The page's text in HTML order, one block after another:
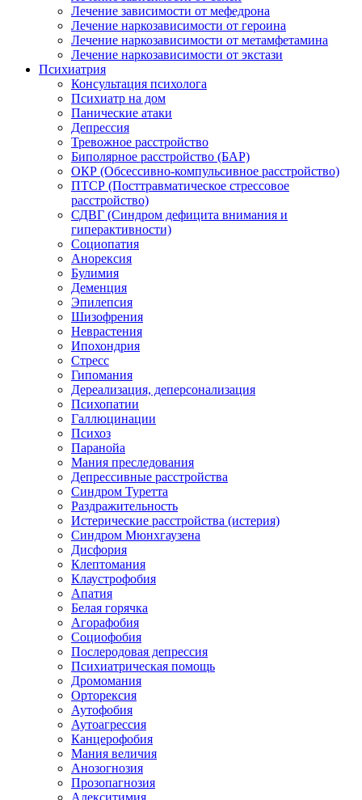
Лечение зависимости от мефедрона
Лечение наркозависимости от героина
Лечение наркозависимости от метамфетамина
Лечение наркозависимости от экстази
Психиатрия
Консультация психолога
Психиатр на дом
Панические атаки
Депрессия
Тревожное расстройство
Биполярное расстройство (БАР)
ОКР (Обсессивно-компульсивное расстройство)
ПТСР (Посттравматическое стрессовое
расстройство)
СДВГ (Синдром дефицита внимания и
гиперактивности)
Социопатия
Анорексия
Булимия
Деменция
Эпилепсия
Шизофрения
Неврастения
Ипохондрия
Стресс
Гипомания
Дереализация, деперсонализация
Психопатии
Галлюцинации
Психоз
Паранойа
Мания преследования
Депрессивные расстройства
Синдром Туретта
Раздражительность
Истерические расстройства (истерия)
Синдром Мюнхгаузена
Дисфория
Клептомания
Клаустрофобия
Апатия
Белая горячка
Агорафобия
Социофобия
Послеродовая депрессия
Психиатрическая помощь
Дромомания
Орторексия
Аутофобия
Аутоагрессия
Канцерофобия
Мания величия
Анозогнозия
Прозопагнозия
Алекситимия